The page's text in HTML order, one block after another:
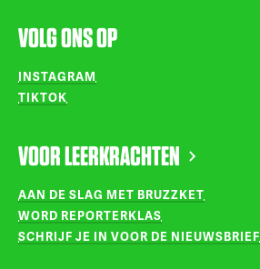
VOLG ONS OP
INSTAGRAM
TIKTOK
VOOR LEERKRACHTEN
AAN DE SLAG MET BRUZZKET
WORD REPORTERKLAS
SCHRIJF JE IN VOOR DE NIEUWSBRIEF